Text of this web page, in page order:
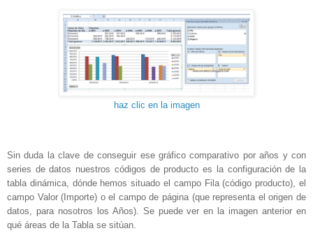
haz clic en la imagen
Sin duda la clave de conseguir ese gráfico comparativo por años y con
series de datos nuestros códigos de producto es la configuración de la
tabla dinámica, dónde hemos situado el campo Fila (código producto), el
campo Valor (Importe) o el campo de página (que representa el origen de
datos, para nosotros los Años). Se puede ver en la imagen anterior en
qué áreas de la Tabla se sitúan.